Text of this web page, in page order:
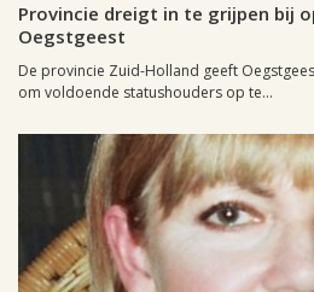
Provincie dreigt in te grijpen bij
Oegstgeest
De provincie Zuid-Holland geeft
om voldoende statushouders op te...